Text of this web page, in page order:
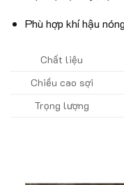
Phù hợp khí hậu
Chất liệu
Chiều cao sợi
Trọng lượng